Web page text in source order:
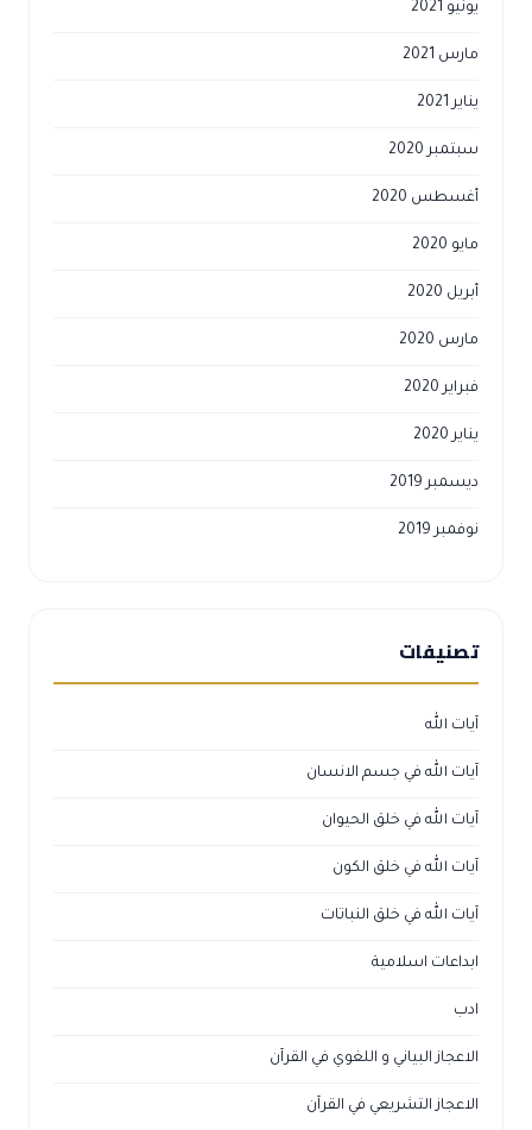
يونيو 2021
مارس 2021
يناير 2021
سبتمبر 2020
أغسطس 2020
مايو 2020
أبريل 2020
مارس 2020
فبراير 2020
يناير 2020
ديسمبر 2019
نوفمبر 2019
تصنيفات
آيات الله
آيات الله في جسم الانسان
آيات الله في خلق الحيوان
آيات الله في خلق الكون
آيات الله في خلق النباتات
ابداعات اسلامية
ادب
الاعجاز البياني و اللغوي في القرآن
الاعجاز التشريعي في القرآن